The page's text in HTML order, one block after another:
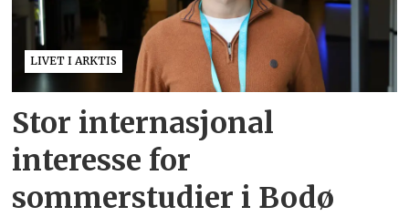
LIVET I ARKTIS
Stor internasjonal
interesse for
sommerstudier i Bodø